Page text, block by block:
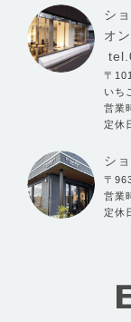
シ
オ
〒
いち
営業
定休
シ
〒
営業
定休